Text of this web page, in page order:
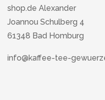
shop.de Alexander
Joannou Schulberg 4
61348 Bad Homburg
info@kaffee-tee-